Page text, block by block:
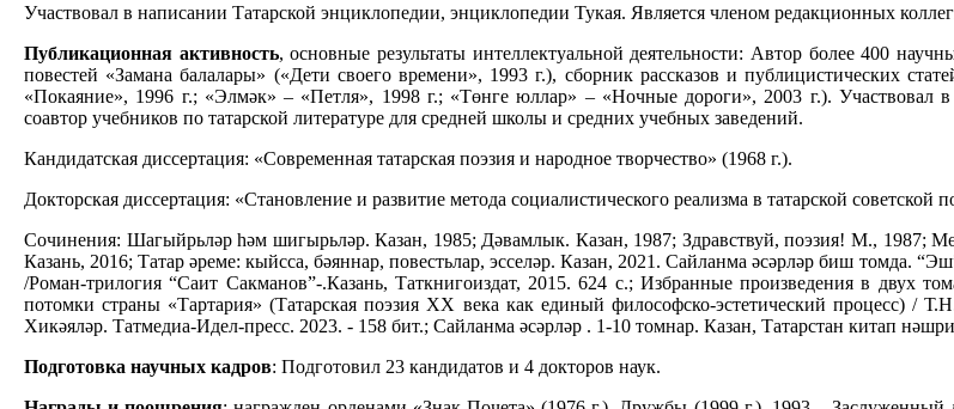
Участвовал в написании Татарской энциклопедии, энциклопедии Тукая. Является членом редакционных
Публикационная активность, основные результаты интеллектуальной деятельности: Автор более 400
повестей «Замана балалары» («Дети своего времени», 1993 г.), сборник рассказов и публицистических
«Покаяние», 1996 г.; «Элмәк» – «Петля», 1998 г.; «Төнге юллар» – «Ночные дороги», 2003 г.). Участвовал
соавтор учебников по татарской литературе для средней школы и средних учебных заведений.
Кандидатская диссертация: «Современная татарская поэзия и народное творчество» (1968 г.).
Докторская диссертация: «Становление и развитие метода социалистического реализма в татарской советской
Сочинения: Шагыйрьләр һәм шигырьләр. Казан, 1985; Дәвамлык. Казан, 1987; Здравствуй, поэзия! М., 1987;
Казань, 2016; Татар әреме: кыйсса, бәяннар, повестьлар, эсселәр. Казан, 2021. Сайланма әсәрләр биш томда.
/Роман-трилогия “Саит Сакманов”-.Казань, Таткнигоиздат, 2015. 624 с.; Избранные произведения в двух
потомки страны «Тартария» (Татарская поэзия ХХ века как единый философско-эстетический процесс) /
Хикәяләр. Татмедиа-Идел-пресс. 2023. - 158 бит.; Сайланма әсәрләр . 1-10 томнар. Казан, Татарстан китап
Подготовка научных кадров: Подготовил 23 кандидатов и 4 докторов наук.